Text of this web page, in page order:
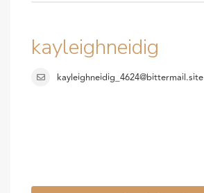
kayleighneidig
kayleighneidig_4624@bittermail.site